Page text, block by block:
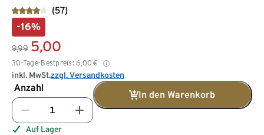
(57)
-16%
9,99 5,00
30-Tage-Bestpreis: 6,00 €
inkl. MwSt.zzgl. Versandkosten
Anzahl
In den Warenkorb
Auf Lager